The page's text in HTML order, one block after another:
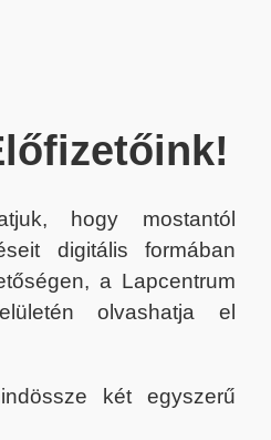
hogy mostantól
digitális formában
a Lapcentrum
olvashatja el
két egyszerű